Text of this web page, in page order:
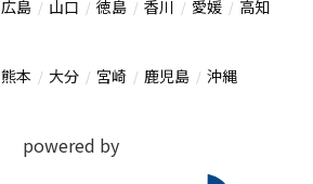
広島 山口 徳島 香川 愛媛 高知
熊本 大分 宮崎 鹿児島 沖縄
powered by